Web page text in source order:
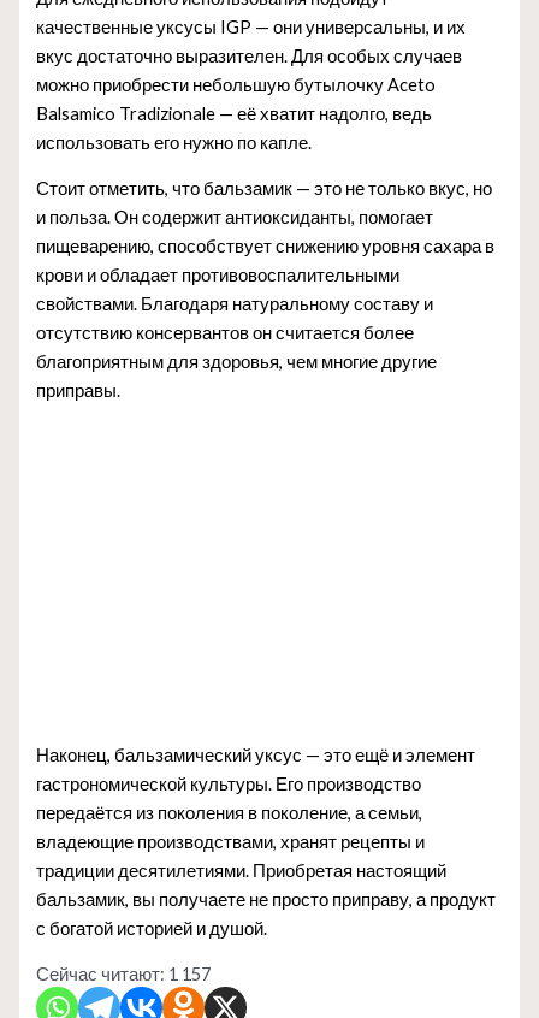
качественные уксусы IGP — они универсальны, и их
вкус достаточно выразителен. Для особых случаев
можно приобрести небольшую бутылочку Aceto
Balsamico Tradizionale — её хватит надолго, ведь
использовать его нужно по капле.
Стоит отметить, что бальзамик — это не только вкус, но
и польза. Он содержит антиоксиданты, помогает
пищеварению, способствует снижению уровня сахара в
крови и обладает противовоспалительными
свойствами. Благодаря натуральному составу и
отсутствию консервантов он считается более
благоприятным для здоровья, чем многие другие
приправы.
Наконец, бальзамический уксус — это ещё и элемент
гастрономической культуры. Его производство
передаётся из поколения в поколение, а семьи,
владеющие производствами, хранят рецепты и
традиции десятилетиями. Приобретая настоящий
бальзамик, вы получаете не просто приправу, а продукт
с богатой историей и душой.
Сейчас читают: 1 157